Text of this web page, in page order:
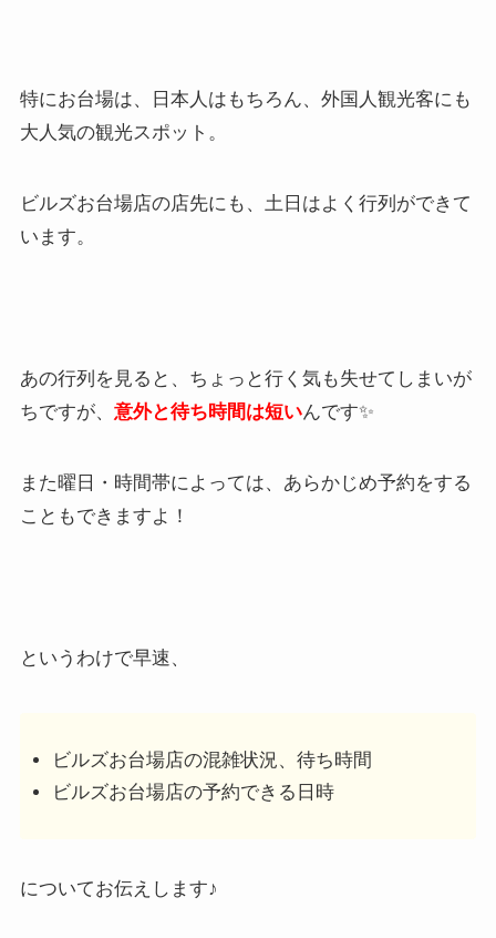
特にお台場は、日本人はもちろん、外国人観光客にも
大人気の観光スポット。
ビルズお台場店の店先にも、土日はよく行列ができて
います。
あの行列を見ると、ちょっと行く気も失せてしまいが
ちですが、 意外と待ち時間は短いんです✨
また曜日・時間帯によっては、あらかじめ予約をする
こともできますよ！
というわけで早速、
ビルズお台場店の混雑状況、待ち時間
ビルズお台場店の予約できる日時
についてお伝えします♪